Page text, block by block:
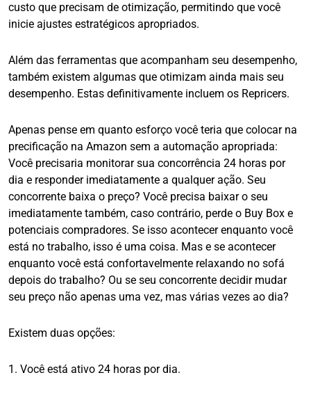
custo que precisam de otimização, permitindo que você
inicie ajustes estratégicos apropriados.
Além das ferramentas que acompanham seu desempenho,
também existem algumas que otimizam ainda mais seu
desempenho. Estas definitivamente incluem os Repricers.
Apenas pense em quanto esforço você teria que colocar na
precificação na Amazon sem a automação apropriada:
Você precisaria monitorar sua concorrência 24 horas por
dia e responder imediatamente a qualquer ação. Seu
concorrente baixa o preço? Você precisa baixar o seu
imediatamente também, caso contrário, perde o Buy Box e
potenciais compradores. Se isso acontecer enquanto você
está no trabalho, isso é uma coisa. Mas e se acontecer
enquanto você está confortavelmente relaxando no sofá
depois do trabalho? Ou se seu concorrente decidir mudar
seu preço não apenas uma vez, mas várias vezes ao dia?
Existem duas opções:
1. Você está ativo 24 horas por dia.